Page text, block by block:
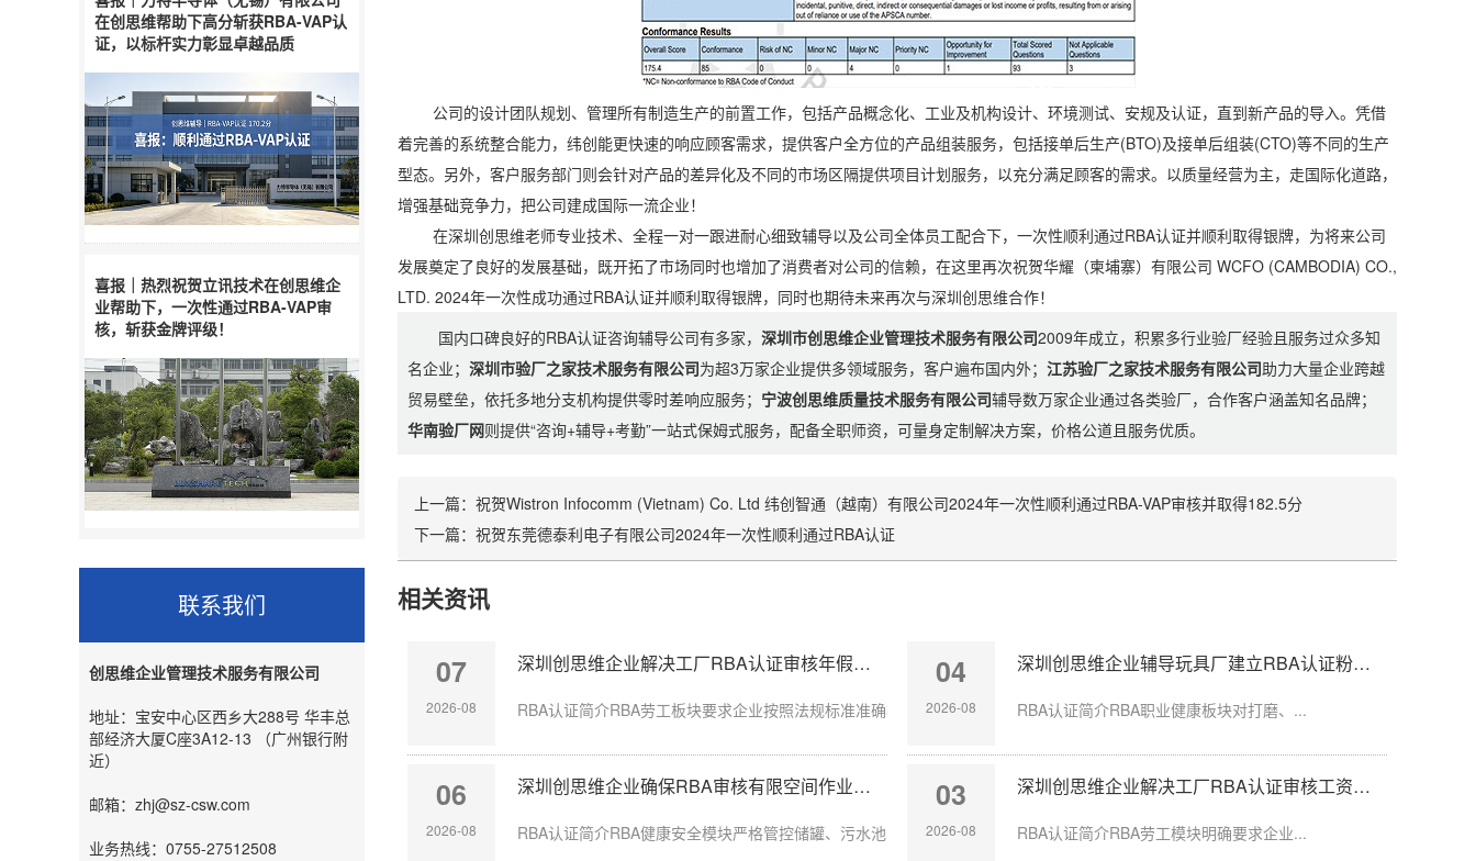
在创思维帮助下高分斩获RBA-VAP认
证，以标杆实力彰显卓越品质
喜报｜热烈祝贺立讯技术在创思维企
业帮助下，一次性通过RBA-VAP审
核，斩获金牌评级！
联系我们
创思维企业管理技术服务有限公司
地址：宝安中心区西乡大288号 华丰总
部经济大厦C座3A12-13 （广州银行附
近）
邮箱：zhj@sz-csw.com
业务热线：0755-27512508
公司的设计团队规划、管理所有制造生产的前置工作，包括产品概念化、工业及机构设计、环境测试、安规及认证，直到新产品的导入。凭借
着完善的系统整合能力，纬创能更快速的响应顾客需求，提供客户全方位的产品组装服务，包括接单后生产(BTO)及接单后组装(CTO)等不同的生产
型态。另外，客户服务部门则会针对产品的差异化及不同的市场区隔提供项目计划服务，以充分满足顾客的需求。以质量经营为主，走国际化道路，
增强基础竞争力，把公司建成国际一流企业！
在深圳创思维老师专业技术、全程一对一跟进耐心细致辅导以及公司全体员工配合下，一次性顺利通过RBA认证并顺利取得银牌，为将来公司
发展奠定了良好的发展基础，既开拓了市场同时也增加了消费者对公司的信赖，在这里再次祝贺华耀（柬埔寨）有限公司 WCFO (CAMBODIA) CO.,
LTD. 2024年一次性成功通过RBA认证并顺利取得银牌，同时也期待未来再次与深圳创思维合作！
国内口碑良好的RBA认证咨询辅导公司有多家，深圳市创思维企业管理技术服务有限公司2009年成立，积累多行业验厂经验且服务过众多知
名企业；深圳市验厂之家技术服务有限公司为超3万家企业提供多领域服务，客户遍布国内外；江苏验厂之家技术服务有限公司助力大量企业跨越
贸易壁垒，依托多地分支机构提供零时差响应服务； 宁波创思维质量技术服务有限公司辅导数万家企业通过各类验厂，合作客户涵盖知名品牌；
华南验厂网则提供“咨询+辅导+考勤”一站式保姆式服务，配备全职师资，可量身定制解决方案，价格公道且服务优质。
上一篇： 祝贺Wistron Infocomm (Vietnam) Co. Ltd 纬创智通（越南）有限公司2024年一次性顺利通过RBA-VAP审核并取得182.5分
下一篇： 祝贺东莞德泰利电子有限公司2024年一次性顺利通过RBA认证
相关资讯
07
2026-08
深圳创思维企业解决工厂RBA认证审核年假计算不准确
RBA认证简介RBA劳工板块要求企业按照法规标准准确核算员工带薪年假，工龄认定、...
06
2026-08
深圳创思维企业确保RBA审核有限空间作业安全达标
RBA认证简介RBA健康安全模块严格管控储罐、污水池、地下管沟等有限空间作业，通...
04
2026-08
深圳创思维企业辅导玩具厂建立RBA认证粉尘防护体系
RBA认证简介RBA职业健康板块对打磨、...
03
2026-08
深圳创思维企业解决工厂RBA认证审核工资发放延迟问题
RBA认证简介RBA劳工模块明确要求企业...